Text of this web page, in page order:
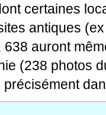
certaines
antiques
auront
(238 photos